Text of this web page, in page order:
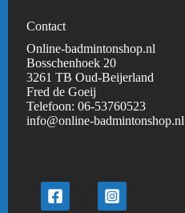
Contact
Online-badmintonshop.nl
Bosschenhoek 20
3261 TB Oud-Beijerland
Fred de Goeij
Telefoon:06-53760523
info@online-badmintonshop.nl